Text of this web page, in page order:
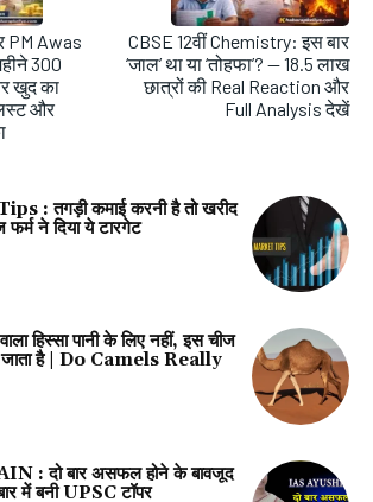
PM Awas
300
खुद का
और
CBSE 12वीं Chemistry: इस बार
‘जाल’ था या ‘तोहफा’? — 18.5 लाख
छात्रों की Real Reaction और
Full Analysis देखें
: तगड़ी कमाई करनी है तो खरीद
ने दिया ये टारगेट
हिस्‍सा पानी के लिए नहीं, इस चीज
जाता है | Do Camels Really
: दो बार असफल होने के बावजूद
में बनी UPSC टॉपर